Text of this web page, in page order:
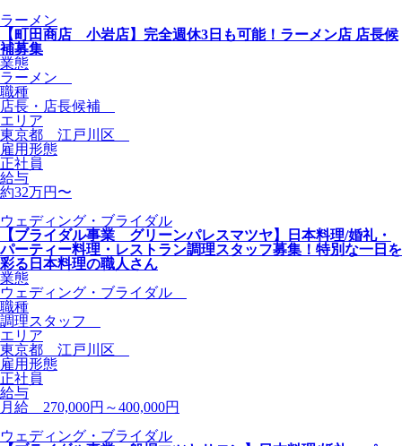
ラーメン
【町田商店 小岩店】完全週休3日も可能！ラーメン店 店長候
補募集
業態
ラーメン
職種
店長・店長候補
エリア
東京都 江戸川区
雇用形態
正社員
給与
約32万円〜
ウェディング・ブライダル
【ブライダル事業 グリーンパレスマツヤ】日本料理/婚礼・
パーティー料理・レストラン調理スタッフ募集！特別な一日を
彩る日本料理の職人さん
業態
ウェディング・ブライダル
職種
調理スタッフ
エリア
東京都 江戸川区
雇用形態
正社員
給与
月給 270,000円～400,000円
ウェディング・ブライダル